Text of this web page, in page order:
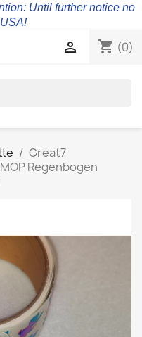
Until further notice no
shopping_cart (0)

Great7
Regenbogen